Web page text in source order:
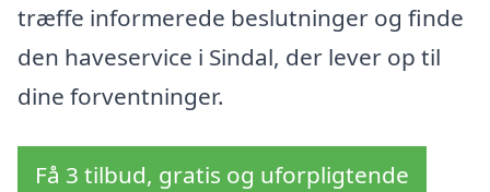
træffe informerede beslutninger og finde
den haveservice i Sindal, der lever op til
dine forventninger.
Få 3 tilbud, gratis og uforpligtende